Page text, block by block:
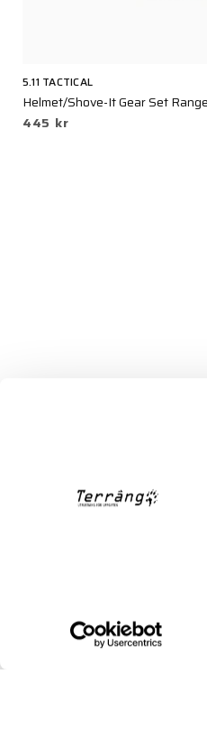
5.11 TACTICAL
Helmet/Shove-It Gear Set
445 kr